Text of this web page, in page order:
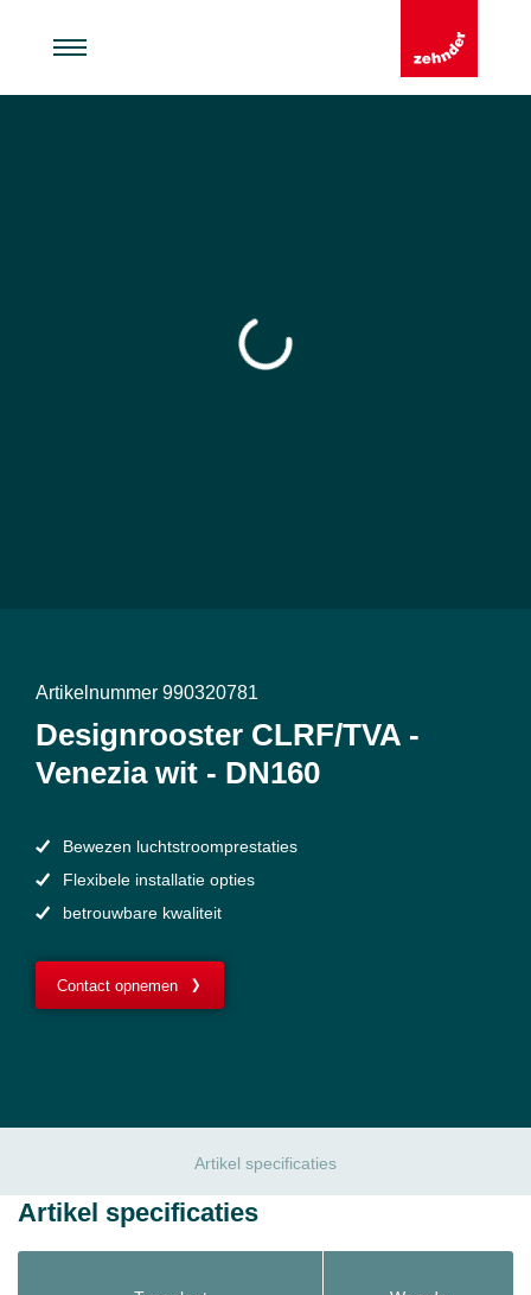
Artikelnummer 990320781
Designrooster CLRF/TVA -
Venezia wit - DN160
Bewezen luchtstroomprestaties
Flexibele installatie opties
betrouwbare kwaliteit
Contact opnemen
Artikel specificaties
Artikel specificaties